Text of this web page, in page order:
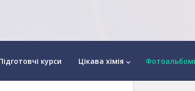
курси Цікава хімія keyboard_arrow_down